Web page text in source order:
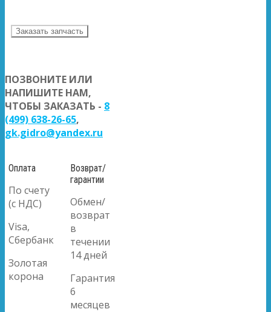
Заказать запчасть
ПОЗВОНИТЕ ИЛИ
НАПИШИТЕ НАМ,
ЧТОБЫ ЗАКАЗАТЬ - 8
(499) 638-26-65,
gk.gidro@yandex.ru
Оплата
По счету
(с НДС)
Visa,
Сбербанк
Золотая
корона
Возврат/
гарантии
Обмен/
возврат
в
течении
14 дней
Гарантия
6
месяцев